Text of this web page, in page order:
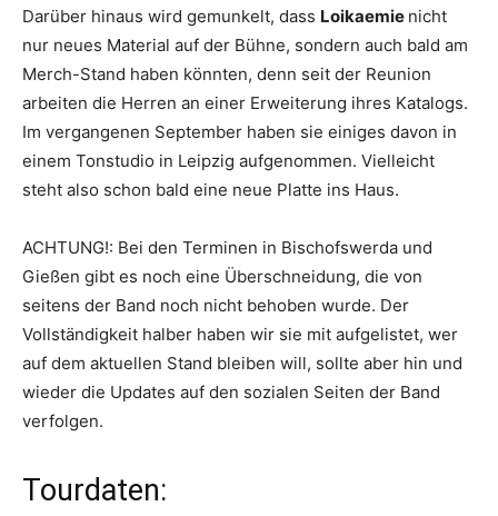
Darüber hinaus wird gemunkelt, dass Loikaemie nicht
nur neues Material auf der Bühne, sondern auch bald am
Merch-Stand haben könnten, denn seit der Reunion
arbeiten die Herren an einer Erweiterung ihres Katalogs.
Im vergangenen September haben sie einiges davon in
einem Tonstudio in Leipzig aufgenommen. Vielleicht
steht also schon bald eine neue Platte ins Haus.
ACHTUNG!: Bei den Terminen in Bischofswerda und
Gießen gibt es noch eine Überschneidung, die von
seitens der Band noch nicht behoben wurde. Der
Vollständigkeit halber haben wir sie mit aufgelistet, wer
auf dem aktuellen Stand bleiben will, sollte aber hin und
wieder die Updates auf den sozialen Seiten der Band
verfolgen.
Tourdaten: